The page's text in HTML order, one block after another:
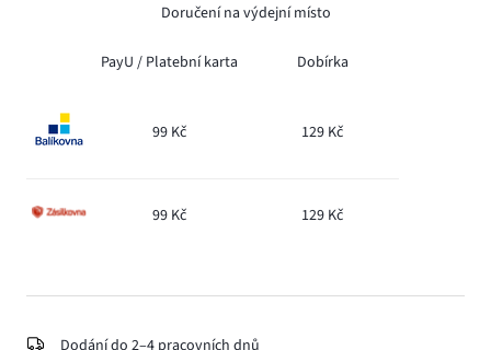
Doručení na výdejní místo
PayU / Platební karta Dobírka
99 Kč 129 Kč
99 Kč 129 Kč
Dodání do 2–4 pracovních dnů